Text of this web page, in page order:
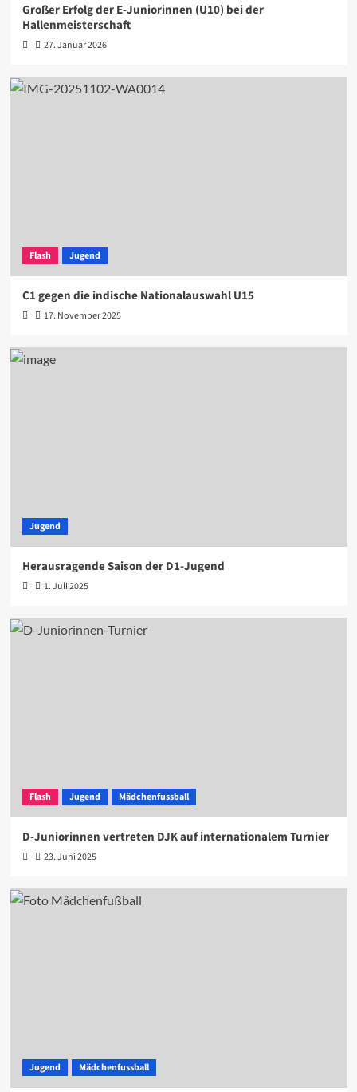
Großer Erfolg der E-Juniorinnen (U10) bei der
Hallenmeisterschaft
27. Januar 2026
Flash Jugend
C1 gegen die indische Nationalauswahl U15
17. November 2025
Jugend
Herausragende Saison der D1-Jugend
1. Juli 2025
Flash Jugend Mädchenfussball
D-Juniorinnen vertreten DJK auf internationalem Turnier
23. Juni 2025
Jugend Mädchenfussball